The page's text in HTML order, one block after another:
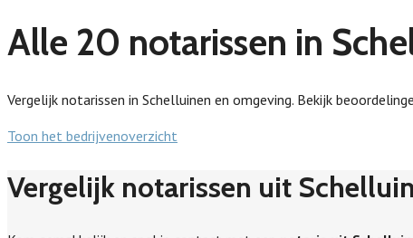
Alle 20 notarissen in
Vergelijk notarissen in Schelluinen en omgeving. Bekijk
Toon het bedrijvenoverzicht
Vergelijk notarissen uit